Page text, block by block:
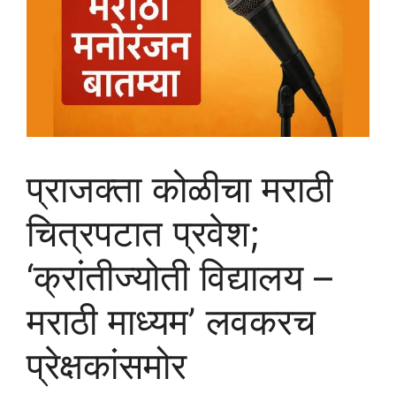
प्राजक्ता कोळीचा मराठी
चित्रपटात प्रवेश;
‘क्रांतीज्योती विद्यालय –
मराठी माध्यम’ लवकरच
प्रेक्षकांसमोर